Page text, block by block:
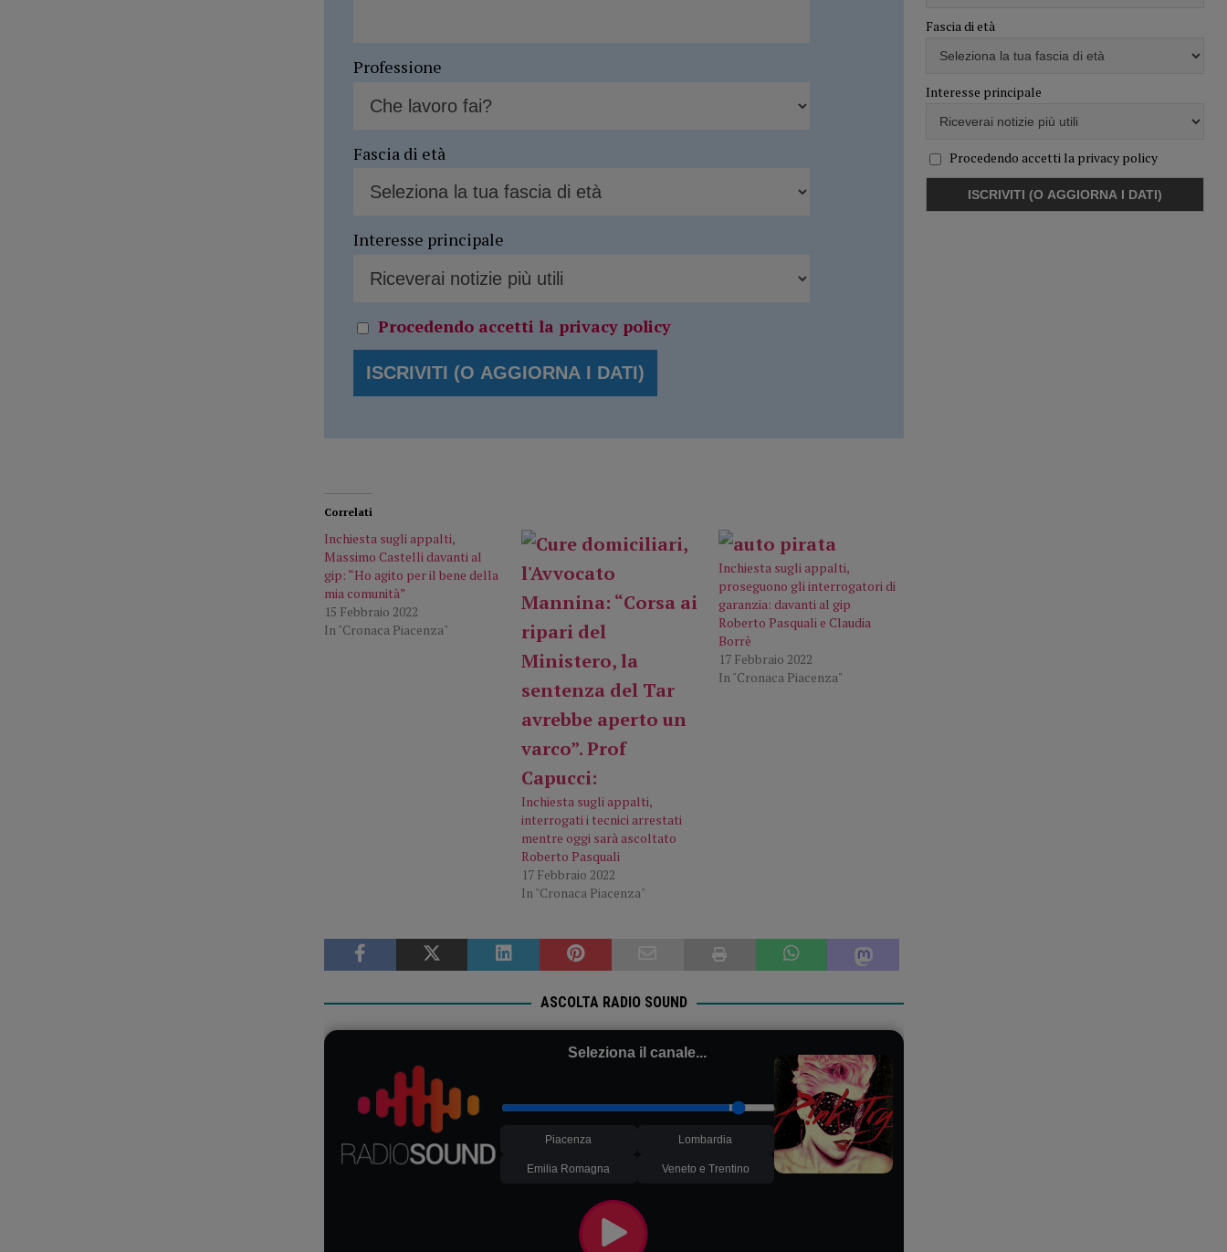
Professione
Fascia di età
Interesse principale
Procedendo accetti la privacy policy
Correlati
Inchiesta sugli appalti,
Massimo Castelli davanti al
gip: “Ho agito per il bene della
mia comunità”
15 Febbraio 2022
In "Cronaca Piacenza"
Inchiesta sugli appalti,
interrogati i tecnici arrestati
mentre oggi sarà ascoltato
Roberto Pasquali
17 Febbraio 2022
In "Cronaca Piacenza"
Inchiesta sugli appalti,
proseguono gli interrogatori di
garanzia: davanti al gip
Roberto Pasquali e Claudia
Borrè
17 Febbraio 2022
In "Cronaca Piacenza"
ASCOLTA RADIO SOUND
Seleziona il canale...
Piacenza Lombardia
Emilia Romagna Veneto e Trentino
Fascia di età
Interesse principale
Procedendo accetti la privacy policy